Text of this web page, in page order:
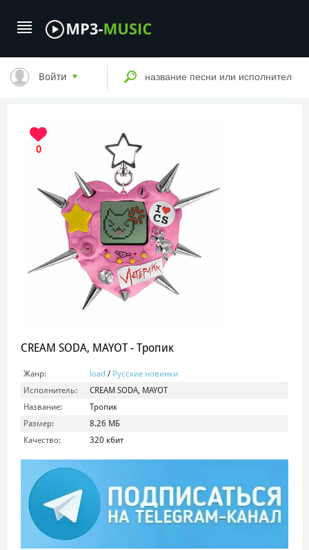
Войти
0
CREAM SODA, MAYOT - Тропик
Жанр: load / Русские новинки
Исполнитель:
CREAM SODA, MAYOT
Название:
Тропик
Размер:
8.26 МБ
Качество:
320 кбит